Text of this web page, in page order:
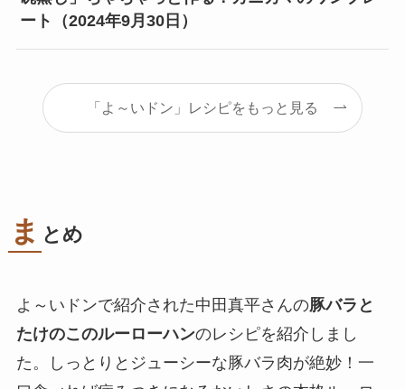
ート（2024年9月30日）
「よ～いドン」レシピをもっと見る
ま とめ
よ～いドンで紹介された中田真平さんの豚バラと
たけのこのルーローハンのレシピを紹介しまし
た。しっとりとジューシーな豚バラ肉が絶妙！一